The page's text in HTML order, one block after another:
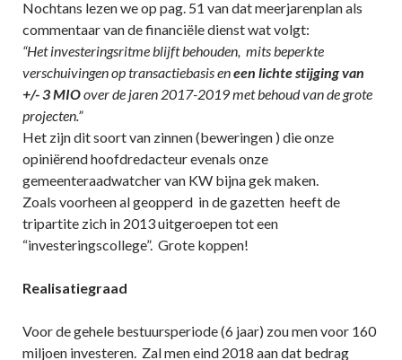
Nochtans lezen we op pag. 51 van dat meerjarenplan als
commentaar van de financiële dienst wat volgt:
“Het investeringsritme blijft behouden, mits beperkte
verschuivingen op transactiebasis eneen lichte stijging van
+/- 3 MIOover de jaren 2017-2019 met behoud van de grote
projecten.”
Het zijn dit soort van zinnen (beweringen ) die onze
opiniërend hoofdredacteur evenals onze
gemeenteraadwatcher van KW bijna gek maken.
Zoals voorheen al geopperd in de gazetten heeft de
tripartite zich in 2013 uitgeroepen tot een
“investeringscollege”. Grote koppen!
Realisatiegraad
Voor de gehele bestuursperiode (6 jaar) zou men voor 160
miljoen investeren. Zal men eind 2018 aan dat bedrag